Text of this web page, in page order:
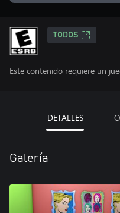
TODOS
Este contenido requiere un
DETALLES
Galería